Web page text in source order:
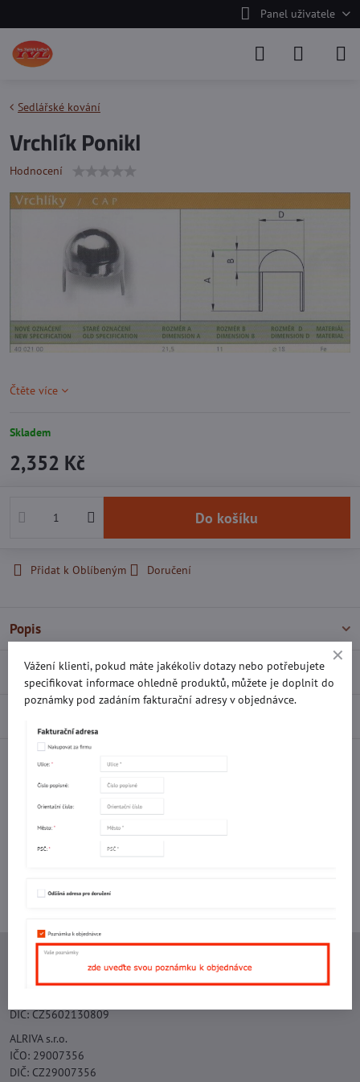
Panel uživatele
Sedlářské kování
Vrchlík Ponikl
Hodnocení
Čtěte více
Skladem
2,352 Kč
Do košíku
Přidat k Oblíbeným Doručení
Popis
Recenze 0
FacebookTwitterBlueskyPinterestReddit
Potřebujete poradit s objednávkou?
Ing. Vojtěch Lečbych - IVL
DIČ: CZ5602130809
ALRIVA s.r.o.
IČO: 29007356
DIČ: CZ29007356
Vážení klienti, pokud máte jakékoliv dotazy nebo potřebujete
specifikovat informace ohledně produktů, můžete je doplnit do
poznámky pod zadáním fakturační adresy v objednávce.